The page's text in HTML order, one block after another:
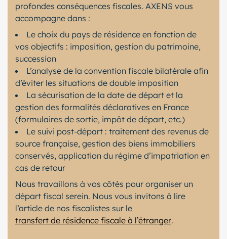
profondes conséquences fiscales. AXENS vous
accompagne dans :
Le choix du pays de résidence en fonction de
vos objectifs : imposition, gestion du patrimoine,
succession
L’analyse de la convention fiscale bilatérale afin
d’éviter les situations de double imposition
La sécurisation de la date de départ et la
gestion des formalités déclaratives en France
(formulaires de sortie, impôt de départ, etc.)
Le suivi post-départ : traitement des revenus de
source française, gestion des biens immobiliers
conservés, application du régime d’impatriation en
cas de retour
Nous travaillons à vos côtés pour organiser un
départ fiscal serein. Nous vous invitons à lire
l’article de nos fiscalistes sur le
transfert de résidence fiscale à l’étranger.